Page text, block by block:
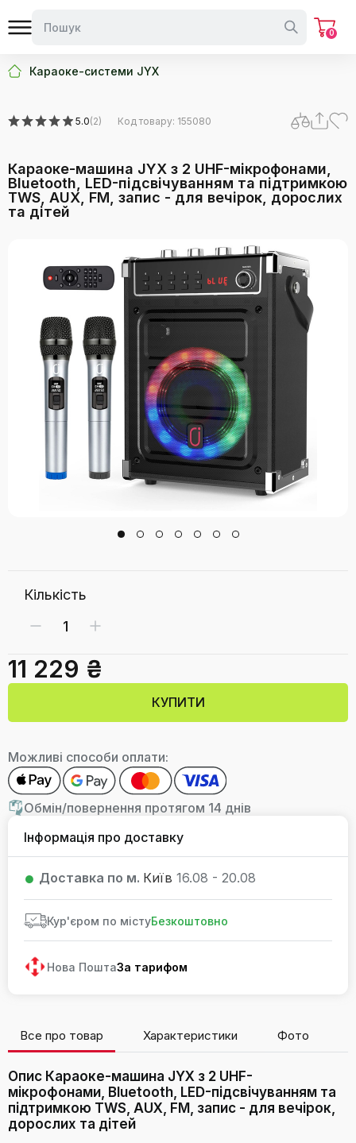
0
Караоке-системи JYX
5.0(2) Код товару: 155080
Караоке-машина JYX з 2 UHF-мікрофонами,
Bluetooth, LED-підсвічуванням та підтримкою
TWS, AUX, FM, запис - для вечірок, дорослих
та дітей
Кількість
11 229 ₴
КУПИТИ
Можливі способи оплати:
Обмін/повернення протягом 14 днів
Інформація про доставку
Доставка по м. Київ 16.08 - 20.08
Кур'єром по містуБезкоштовно
Нова ПоштаЗа тарифом
Все про товар Характеристики Фото
Опис Караоке-машина JYX з 2 UHF-
мікрофонами, Bluetooth, LED-підсвічуванням та
підтримкою TWS, AUX, FM, запис - для вечірок,
дорослих та дітей